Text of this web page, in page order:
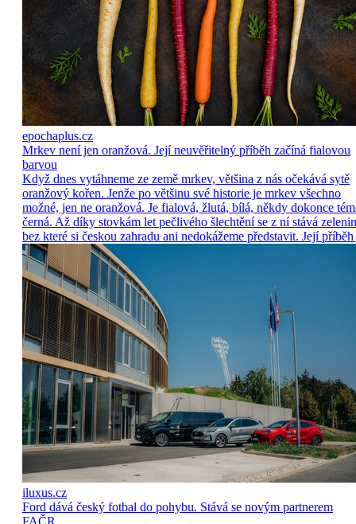
epochaplus.cz
Mrkev není jen oranžová. Její neuvěřitelný příběh začíná fialovou
barvou
Když dnes vytáhneme ze země mrkev, většina z nás očekává sytě
oranžový kořen. Jenže po většinu své historie je mrkev všechno
možné, jen ne oranžová. Je fialová, žlutá, bílá, někdy dokonce
černá. Až díky stovkám let pečlivého šlechtění se z ní stává
bez které si českou zahradu ani nedokážeme představit. Její příběh
iluxus.cz
Ford dává český fotbal do pohybu. Stává se novým partnerem
FAČR